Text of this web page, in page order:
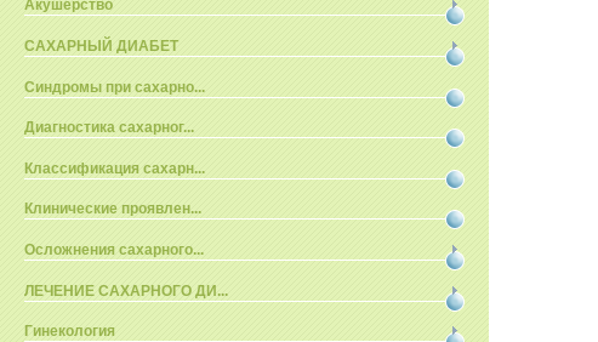
Акушерство
САХАРНЫЙ ДИАБЕТ
Синдромы при сахарно...
Диагностика сахарног...
Классификация сахарн...
Клинические проявлен...
Осложнения сахарного...
ЛЕЧЕНИЕ САХАРНОГО ДИ...
Гинекология